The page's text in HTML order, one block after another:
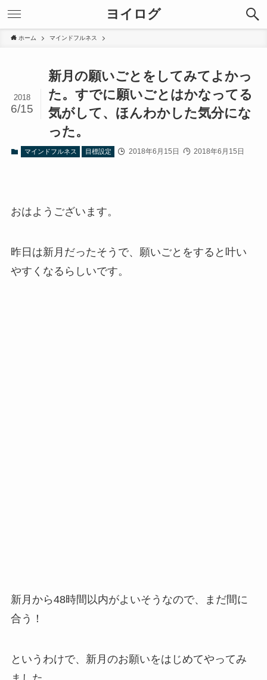
ヨイログ
ホーム マインドフルネス
新月の願いごとをしてみてよかっ
た。すでに願いごとはかなってる
気がして、ほんわかした気分にな
った。
2018
6/15
マインドフルネス 目標設定 2018年6月15日 2018年6月15日
おはようございます。
昨日は新月だったそうで、願いごとをすると叶い
やすくなるらしいです。
新月から48時間以内がよいそうなので、まだ間に
合う！
というわけで、新月のお願いをはじめてやってみ